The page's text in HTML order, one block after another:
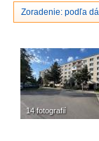
Zoradenie: podľa
14 fotografií